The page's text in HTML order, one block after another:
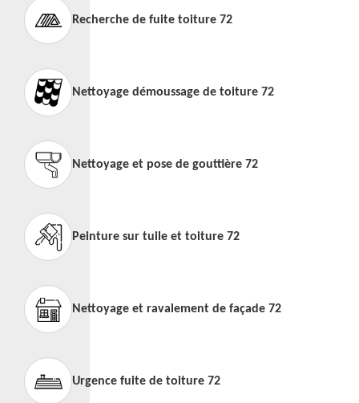
Recherche de fuite toiture 72
Nettoyage démoussage de toiture 72
Nettoyage et pose de gouttière 72
Peinture sur tuile et toiture 72
Nettoyage et ravalement de façade 72
Urgence fuite de toiture 72